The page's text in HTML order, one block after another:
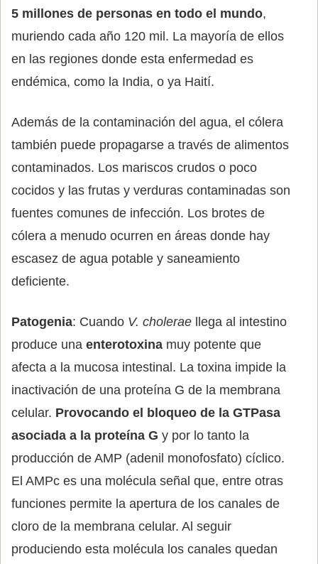
5 millones de personas en todo el mundo,
muriendo cada año 120 mil. La mayoría de ellos
en las regiones donde esta enfermedad es
endémica, como la India, o ya Haití.
Además de la contaminación del agua, el cólera
también puede propagarse a través de alimentos
contaminados. Los mariscos crudos o poco
cocidos y las frutas y verduras contaminadas son
fuentes comunes de infección. Los brotes de
cólera a menudo ocurren en áreas donde hay
escasez de agua potable y saneamiento
deficiente.
Patogenia: Cuando V. cholerae llega al intestino
produce una enterotoxina muy potente que
afecta a la mucosa intestinal. La toxina impide la
inactivación de una proteína G de la membrana
celular. Provocando el bloqueo de la GTPasa
asociada a la proteína G y por lo tanto la
producción de AMP (adenil monofosfato) cíclico.
El AMPc es una molécula señal que, entre otras
funciones permite la apertura de los canales de
cloro de la membrana celular. Al seguir
produciendo esta molécula los canales quedan